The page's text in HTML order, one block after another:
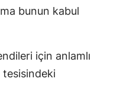
bunun kabul
için anlamlı
tesisindeki